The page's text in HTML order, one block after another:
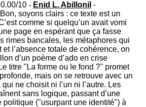
10 - Enid L. Abillonil -
soyons clairs : ce texte est un
comme si quelqu’un avait vomi
page en espérant que ça fasse
rimes bancales, les métaphores qui
et l’absence totale de cohérence, on
d’un poème d’ado en crise
titre "La forme ou le fond ?" promet
mais on se retrouve avec un
ne choisit ni l’un ni l’autre. Les
sans logique, passant d’une
politique ("usurpant une identité") à